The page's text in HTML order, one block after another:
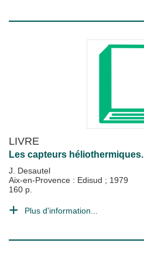
LIVRE
Les capteurs héliothermiques.
J. Desautel
Aix-en-Provence : Edisud ; 1979
160 p.
Plus d'information...